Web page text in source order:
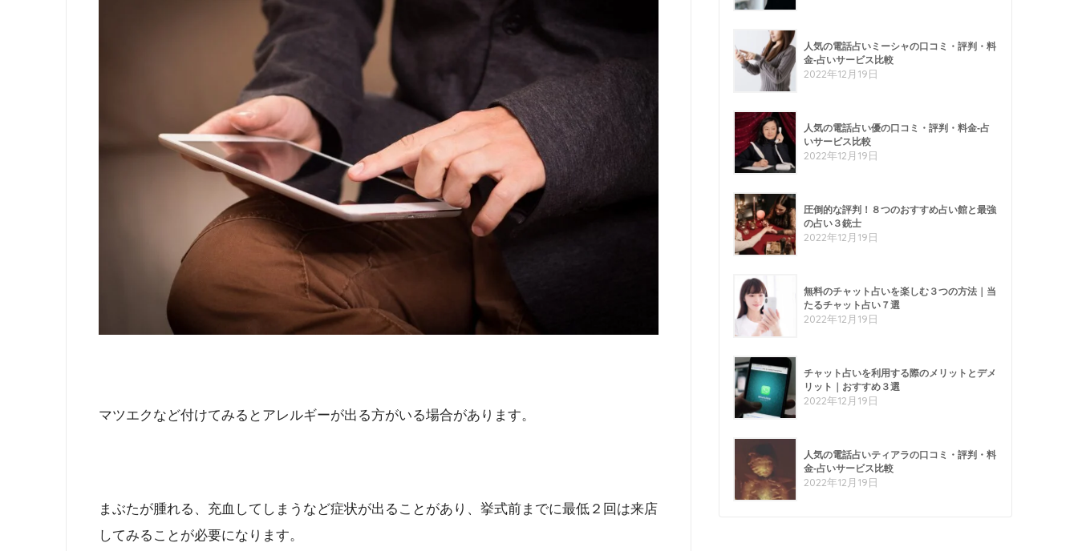
マツエクなど付けてみるとアレルギーが出る方がいる場合があります。
まぶたが腫れる、充血してしまうなど症状が出ることがあり、挙式前までに最低２回は来店
してみることが必要になります。
人気の電話占いミーシャの口コミ・評判・料
金-占いサービス比較
2022年12月19日
人気の電話占い優の口コミ・評判・料金-占
いサービス比較
2022年12月19日
圧倒的な評判！８つのおすすめ占い館と最強
の占い３銃士
2022年12月19日
無料のチャット占いを楽しむ３つの方法｜当
たるチャット占い７選
2022年12月19日
チャット占いを利用する際のメリットとデメ
リット｜おすすめ３選
2022年12月19日
人気の電話占いティアラの口コミ・評判・料
金-占いサービス比較
2022年12月19日